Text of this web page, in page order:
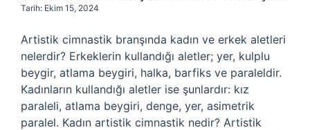
Tarih: Ekim 15, 2024
Artistik cimnastik branşında kadın ve erkek aletleri
nelerdir? Erkeklerin kullandığı aletler; yer, kulplu
beygir, atlama beygiri, halka, barfiks ve paraleldir.
Kadınların kullandığı aletler ise şunlardır: kız
paraleli, atlama beygiri, denge, yer, asimetrik
paralel. Kadın artistik cimnastik nedir? Artistik